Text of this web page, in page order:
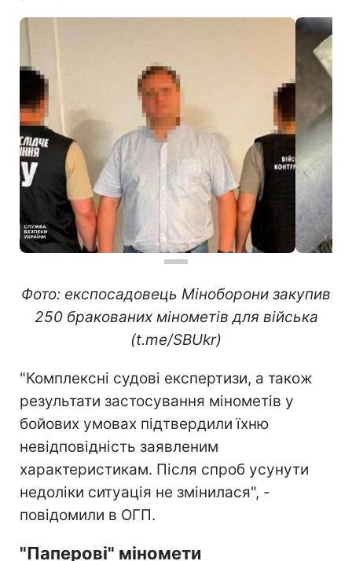
Фото: експосадовець Міноборони закупив
250 бракованих мінометів для війська
(t.me/SBUkr)
"Комплексні судові експертизи, а також
результати застосування мінометів у
бойових умовах підтвердили їхню
невідповідність заявленим
характеристикам. Після спроб усунути
недоліки ситуація не змінилася", -
повідомили в ОГП.
"Паперові" міномети